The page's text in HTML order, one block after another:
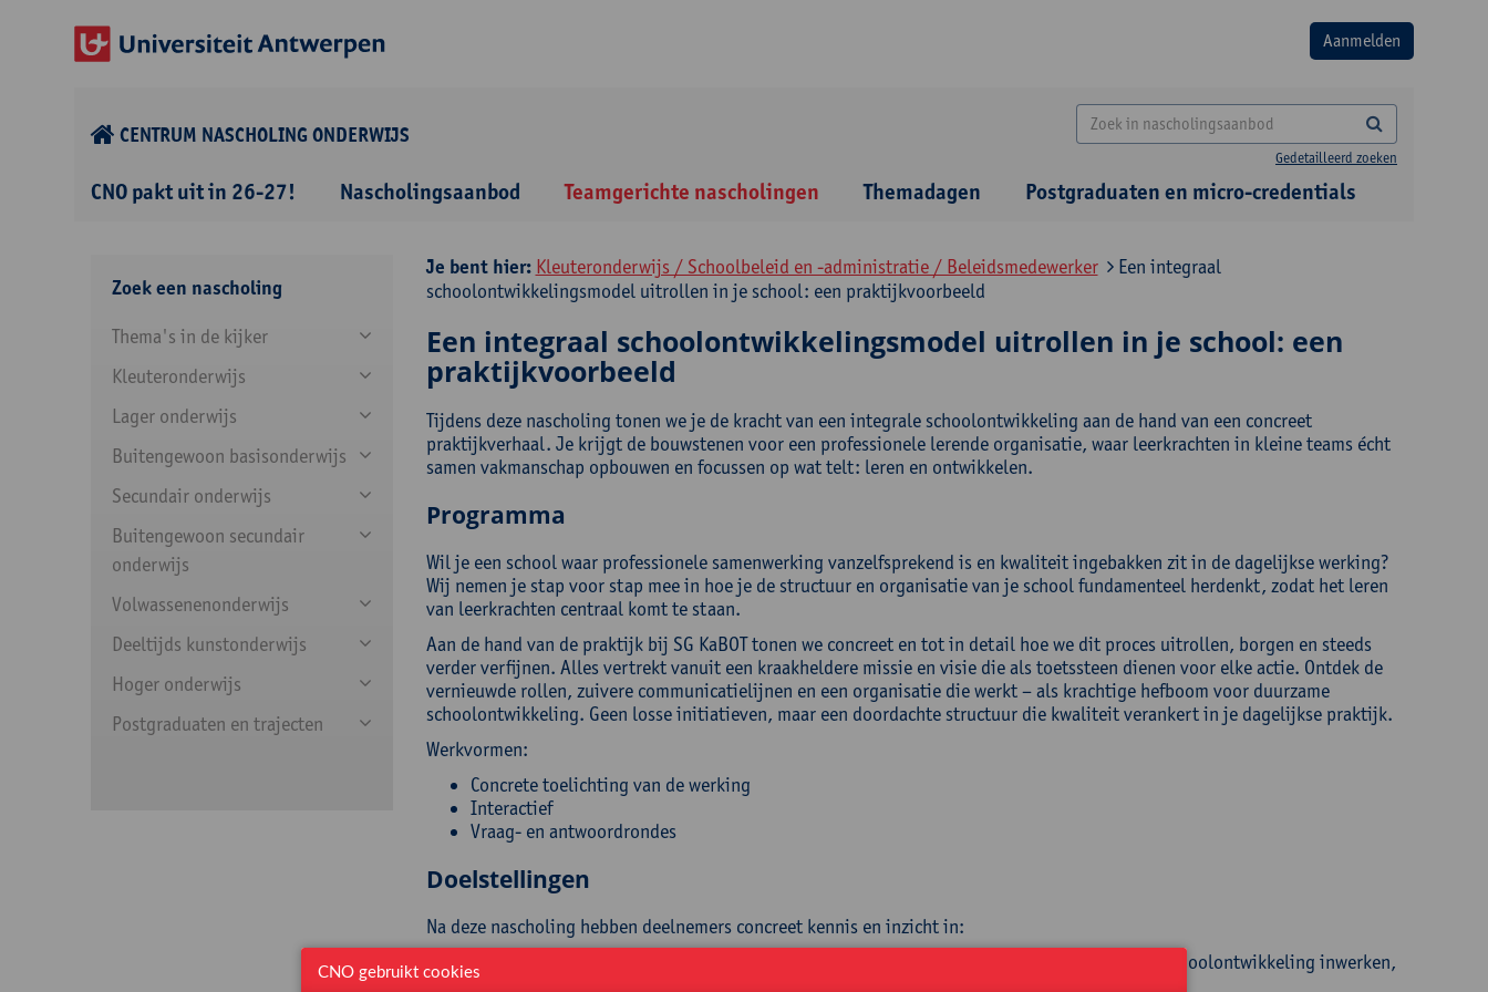
CENTRUM NASCHOLING ONDERWIJS
Gedetailleerd zoeken
CNO pakt uit in 26-27! Nascholingsaanbod Teamgerichte nascholingen Themadagen Postgraduaten en micro-credentials
Zoek een nascholing
Thema's in de kijker
Kleuteronderwijs
Lager onderwijs
Buitengewoon basisonderwijs
Secundair onderwijs
Buitengewoon secundair
onderwijs
Volwassenenonderwijs
Deeltijds kunstonderwijs
Hoger onderwijs
Postgraduaten en trajecten
Je bent hier: Kleuteronderwijs / Schoolbeleid en -administratie / Beleidsmedewerker
Een integraal
schoolontwikkelingsmodel uitrollen in je school: een praktijkvoorbeeld
Een integraal schoolontwikkelingsmodel uitrollen in je school: een
praktijkvoorbeeld
Tijdens deze nascholing tonen we je de kracht van een integrale schoolontwikkeling aan de hand van een concreet
praktijkverhaal. Je krijgt de bouwstenen voor een professionele lerende organisatie, waar leerkrachten in kleine teams écht
samen vakmanschap opbouwen en focussen op wat telt: leren en ontwikkelen.
Programma
Wil je een school waar professionele samenwerking vanzelfsprekend is en kwaliteit ingebakken zit in de dagelijkse werking?
Wij nemen je stap voor stap mee in hoe je de structuur en organisatie van je school fundamenteel herdenkt, zodat het leren
van leerkrachten centraal komt te staan.
Aan de hand van de praktijk bij SG KaBOT tonen we concreet en tot in detail hoe we dit proces uitrollen, borgen en steeds
verder verfijnen. Alles vertrekt vanuit een kraakheldere missie en visie die als toetssteen dienen voor elke actie. Ontdek de
vernieuwde rollen, zuivere communicatielijnen en een organisatie die werkt – als krachtige hefboom voor duurzame
schoolontwikkeling. Geen losse initiatieven, maar een doordachte structuur die kwaliteit verankert in je dagelijkse praktijk.
Werkvormen:
Concrete toelichting van de werking
Interactief
Vraag- en antwoordrondes
Doelstellingen
Na deze nascholing hebben deelnemers concreet kennis en inzicht in:
de manier waarop processen, systemen en structuren op elkaar én op de kwaliteit van de schoolontwikkeling inwerken,
en elkaar versterken vanuit een integrale schoolbenadering;
CNO gebruikt cookies